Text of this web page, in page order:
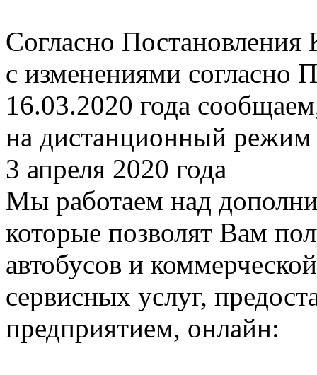
Согласно
с изменениями
16.03.2020 года
на дистанционный режим
3 апреля 2020 года
Мы работаем над
которые позволят Вам
автобусов и
сервисных услуг,
предприятием, онлайн: